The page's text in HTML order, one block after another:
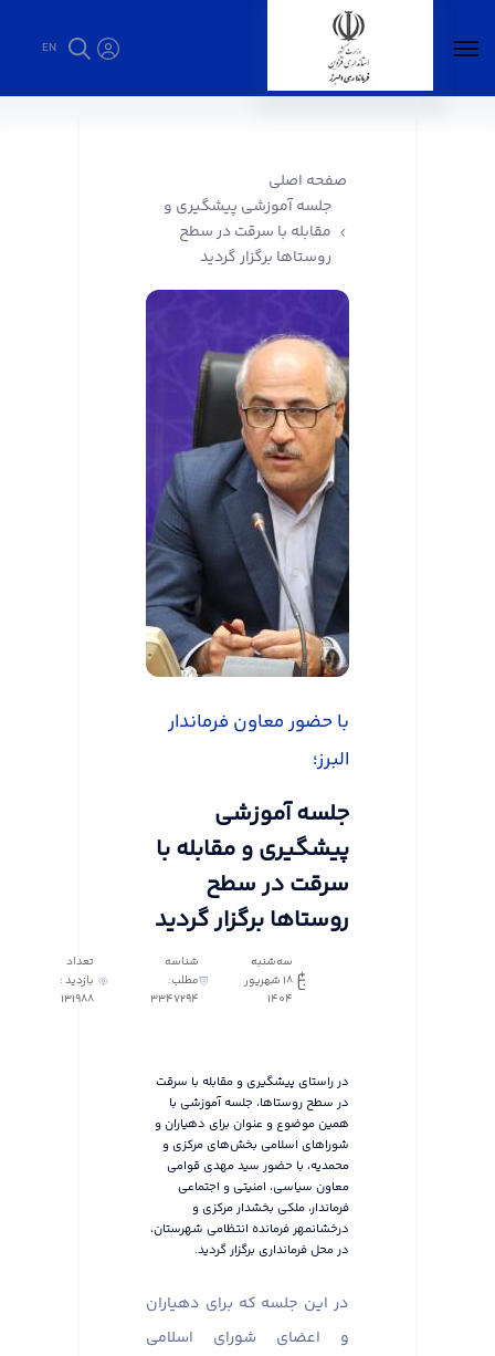
EN
صفحه اصلی
جلسه آموزشی پیشگیری و
مقابله با سرقت در سطح
روستاها برگزار گردید
با حضور معاون فرماندار
البرز؛
جلسه آموزشی
پیشگیری و مقابله با
سرقت در سطح
روستاها برگزار گردید
سه‌شنبه
18 شهریور
1404
شناسه
مطلب:
3347294
تعداد
بازدید :
131988
در راستای پیشگیری و مقابله با سرقت
در سطح روستاها، جلسه آموزشی با
همین موضوع و عنوان برای دهیاران و
شوراهای اسلامی بخش‌های مرکزی و
محمدیه، با حضور سید مهدی قوامی
معاون سیاسی، امنیتی و اجتماعی
فرماندار، ملکی بخشدار مرکزی و
درخشانمهر فرمانده انتظامی شهرستان،
در محل فرمانداری برگزار گردید.
در این جلسه که برای دهیاران
و اعضای شورای اسلامی